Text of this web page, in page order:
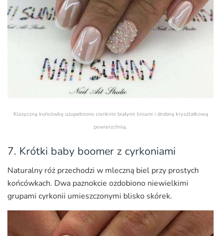
Klasyczną końcówkę uzupełniono cienkimi białymi liniami i drobną kryształkową
powierzchnią.
7. Krótki baby boomer z cyrkoniami
Naturalny róż przechodzi w mleczną biel przy prostych
końcówkach. Dwa paznokcie ozdobiono niewielkimi
grupami cyrkonii umieszczonymi blisko skórek.